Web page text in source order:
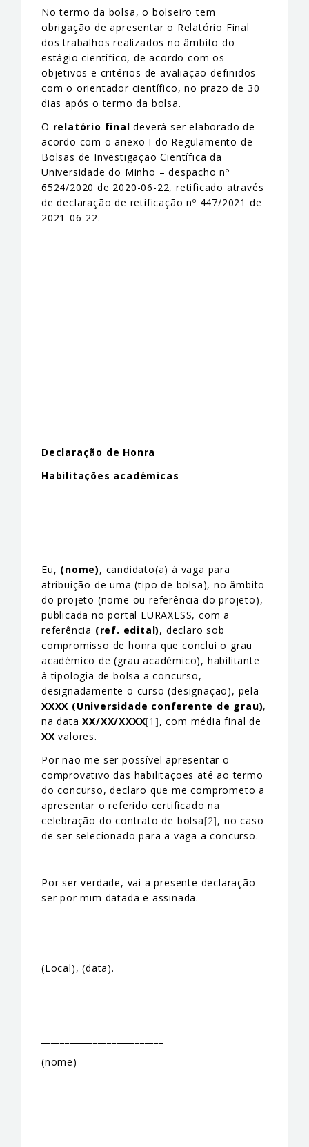
No termo da bolsa, o bolseiro tem
obrigação de apresentar o Relatório Final
dos trabalhos realizados no âmbito do
estágio científico, de acordo com os
objetivos e critérios de avaliação definidos
com o orientador científico, no prazo de 30
dias após o termo da bolsa.
O relatório final deverá ser elaborado de
acordo com o anexo I do Regulamento de
Bolsas de Investigação Científica da
Universidade do Minho – despacho nº
6524/2020 de 2020-06-22, retificado através
de declaração de retificação nº 447/2021 de
2021-06-22.
Declaração de Honra
Habilitações académicas
Eu, (nome), candidato(a) à vaga para
atribuição de uma (tipo de bolsa), no âmbito
do projeto (nome ou referência do projeto),
publicada no portal EURAXESS, com a
referência (ref. edital), declaro sob
compromisso de honra que conclui o grau
académico de (grau académico), habilitante
à tipologia de bolsa a concurso,
designadamente o curso (designação), pela
XXXX (Universidade conferente de grau),
na dataXX/XX/XXXX[1], com média final de
XX valores.
Por não me ser possível apresentar o
comprovativo das habilitações até ao termo
do concurso, declaro que me comprometo a
apresentar o referido certificado na
celebração do contrato de bolsa[2], no caso
de ser selecionado para a vaga a concurso.
Por ser verdade, vai a presente declaração
ser por mim datada e assinada.
(Local), (data).
(nome)